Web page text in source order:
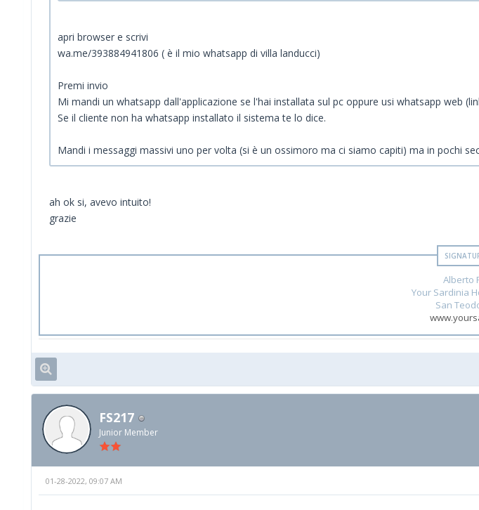
apri browser e scrivi
wa.me/393884941806 ( è il mio whatsapp di villa landucci)
Premi invio
Mi mandi un whatsapp dall'applicazione se l'hai installata sul pc oppure usi whatsapp web
Se il cliente non ha whatsapp installato il sistema te lo dice.
Mandi i messaggi massivi uno per volta (si è un ossimoro ma ci siamo capiti) ma in pochi
ah ok si, avevo intuito!
grazie
Alberto
Your Sardinia
San
FS217
Junior Member
01-28-2022, 09:07 AM